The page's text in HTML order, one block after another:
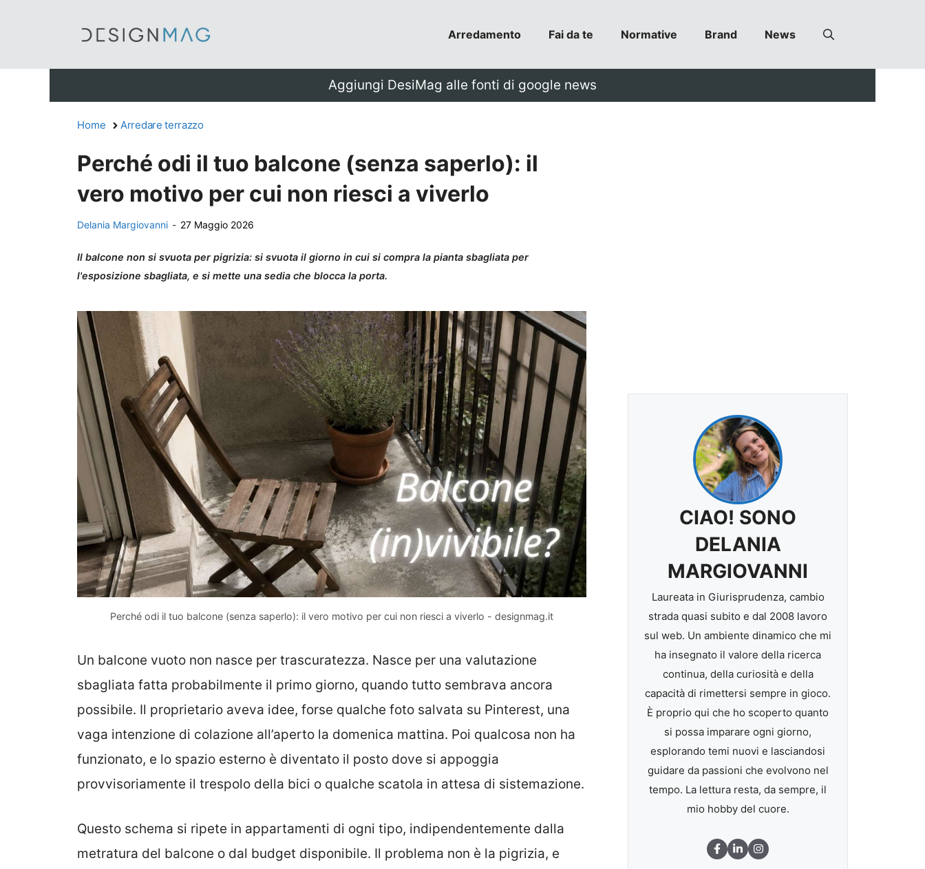
Arredamento Fai da te Normative Brand News
Aggiungi DesiMag alle fonti di google news
Home Arredare terrazzo
Perché odi il tuo balcone (senza saperlo): il
vero motivo per cui non riesci a viverlo
Delania Margiovanni - 27 Maggio 2026
Il balcone non si svuota per pigrizia: si svuota il giorno in cui si compra la pianta sbagliata per
l'esposizione sbagliata, e si mette una sedia che blocca la porta.
Perché odi il tuo balcone (senza saperlo): il vero motivo per cui non riesci a viverlo - designmag.it
Un balcone vuoto non nasce per trascuratezza. Nasce per una valutazione
sbagliata fatta probabilmente il primo giorno, quando tutto sembrava ancora
possibile. Il proprietario aveva idee, forse qualche foto salvata su Pinterest, una
vaga intenzione di colazione all’aperto la domenica mattina. Poi qualcosa non ha
funzionato, e lo spazio esterno è diventato il posto dove si appoggia
provvisoriamente il trespolo della bici o qualche scatola in attesa di sistemazione.
Questo schema si ripete in appartamenti di ogni tipo, indipendentemente dalla
metratura del balcone o dal budget disponibile. Il problema non è la pigrizia, e
CIAO! SONO
DELANIA
MARGIOVANNI
Laureata in Giurisprudenza, cambio
strada quasi subito e dal 2008 lavoro
sul web. Un ambiente dinamico che mi
ha insegnato il valore della ricerca
continua, della curiosità e della
capacità di rimettersi sempre in gioco.
È proprio qui che ho scoperto quanto
si possa imparare ogni giorno,
esplorando temi nuovi e lasciandosi
guidare da passioni che evolvono nel
tempo. La lettura resta, da sempre, il
mio hobby del cuore.